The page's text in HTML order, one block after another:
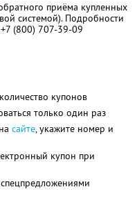
приёма купленных
системой). Подробности
+7 (800) 707-39-09
купонов
только один раз
сайте, укажите номер и
купон при